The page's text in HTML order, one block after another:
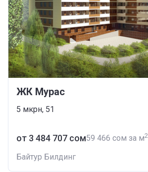
ЖК Мурас
5 мкрн, 51
от ‍3 484 707 сом‍59 466 сом за м2
Байтур Билдинг